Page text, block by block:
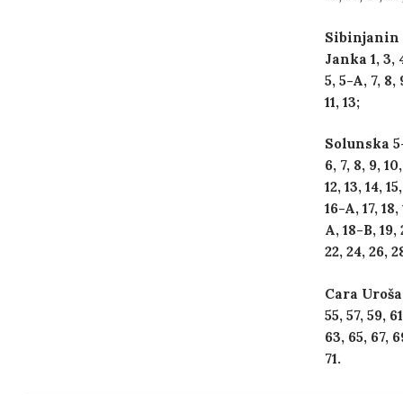
Sibinjanin
Janka 1, 3,
5, 5-A, 7, 8,
11, 13;
Solunska
6, 7, 8, 9, 10,
12, 13, 14,
16-A, 17,
A, 18-B, 19,
22, 24, 26,
Cara Uroša
55, 57, 59,
63, 65, 67,
71.